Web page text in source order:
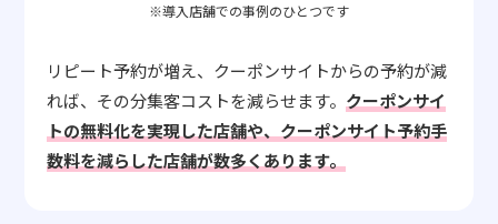
※導入店舗での事例のひとつです
リピート予約が増え、クーポンサイトからの予約が減
れば、その分集客コストを減らせます。クーポンサイ
トの無料化を実現した店舗や、クーポンサイト予約手
数料を減らした店舗が数多くあります。